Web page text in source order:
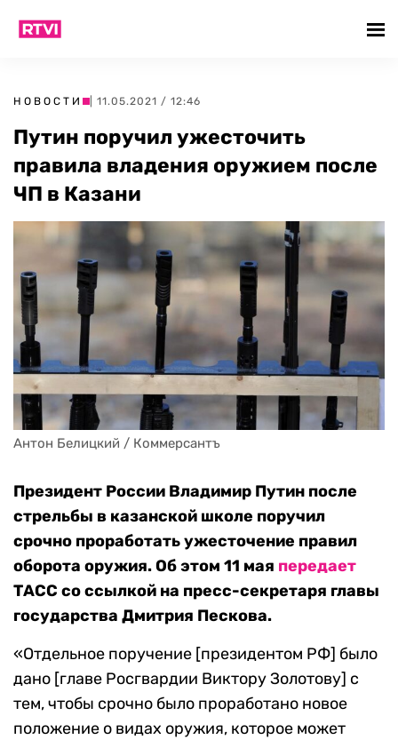
НОВОСТИ | 11.05.2021 / 12:46
Путин поручил ужесточить
правила владения оружием после
ЧП в Казани
Антон Белицкий / Коммерсантъ
Президент России Владимир Путин после
стрельбы в казанской школе поручил
срочно проработать ужесточение правил
оборота оружия. Об этом 11 мая передает
ТАСС со ссылкой на пресс-секретаря главы
государства Дмитрия Пескова.
«Отдельное поручение [президентом РФ] было
дано [главе Росгвардии Виктору Золотову] с
тем, чтобы срочно было проработано новое
положение о видах оружия, которое может